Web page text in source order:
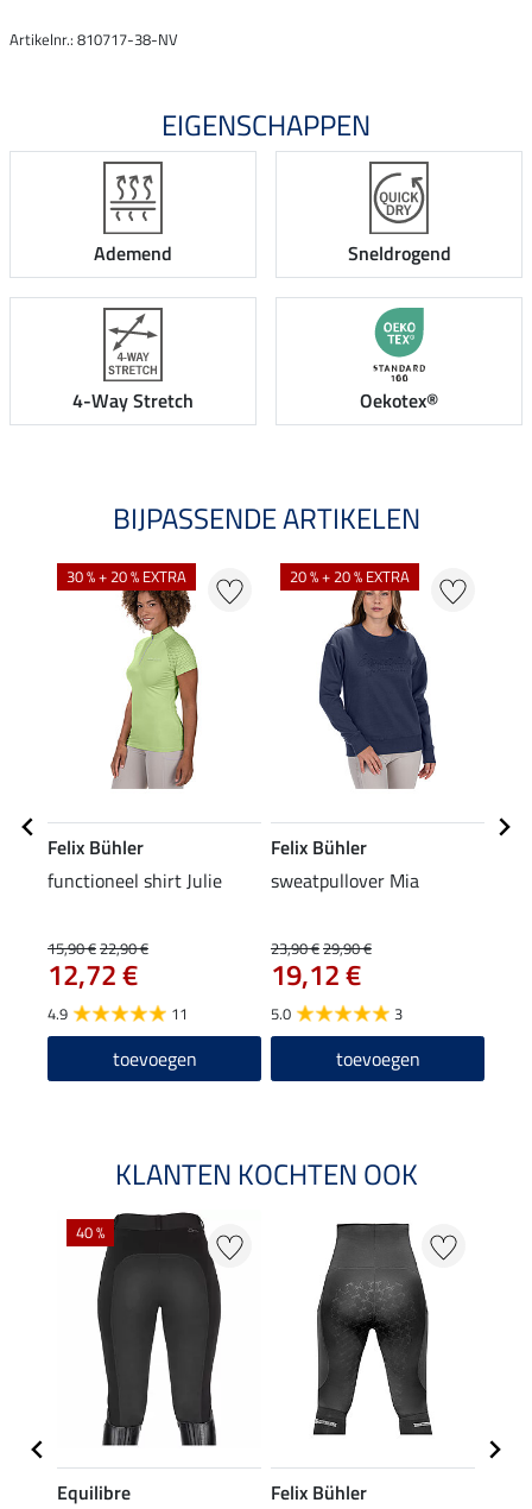
Artikelnr.: 810717-38-NV
EIGENSCHAPPEN
Ademend Sneldrogend
4-Way Stretch Oekotex®
BIJPASSENDE ARTIKELEN
30 % + 20 % EXTRA
Felix Bühler
functioneel shirt Julie
15,90 €22,90 €
12,72 €
4.9 11
toevoegen
20 % + 20 % EXTRA
Felix Bühler
sweatpullover Mia
23,90 €29,90 €
19,12 €
5.0 3
toevoegen
KLANTEN KOCHTEN OOK
40 %
Equilibre
Felix Bühler